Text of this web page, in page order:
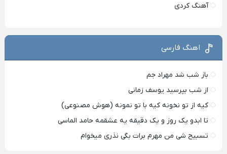
آهنگ کردی
اهنگ فارسی
باز شب شد مهراد جم
از شب بپرسید یوسف زمانی
کیه از تو نخونه کیه با تو نمونه (هوش مصنوعی)
تا ابدو یک روز و یک دقیقه یه عشقمه حامد الماسی
تسبیح شی من مهرم برات بگی نذری میخوام